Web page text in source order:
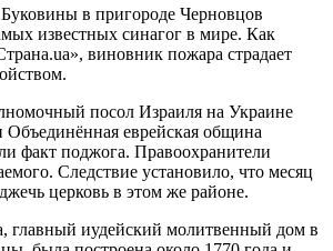
в пригороде Черновцов
известных синагог в мире. Как
виновник пожара страдает
посол Израиля на Украине
еврейская община
факт поджога. Правоохранители
Следствие установило, что месяц
церковь в этом же районе.
главный иудейский молитвенный дом в